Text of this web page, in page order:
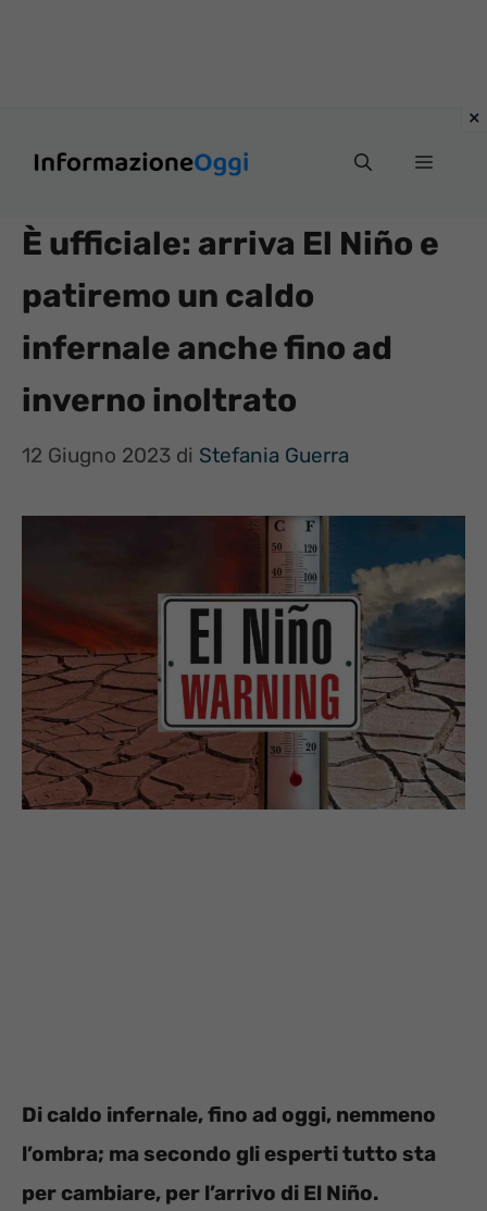
Menu
È ufficiale: arriva El Niño e
patiremo un caldo
infernale anche fino ad
inverno inoltrato
12 Giugno 2023 di Stefania Guerra
Di caldo infernale, fino ad oggi, nemmeno
l’ombra; ma secondo gli esperti tutto sta
per cambiare, per l’arrivo di El Niño.